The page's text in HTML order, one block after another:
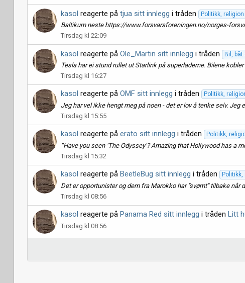
kasol reagerte på tjua sitt innlegg i tråden Politikk,
Baltikum neste https://www.forsvarsforeningen.no/norges-
Tirsdag kl 22:09
kasol reagerte på Ole_Martin sitt innlegg i tråden Bil, båt
Tesla har ei stund rullet ut Starlink på superladerne. Bilene
Tirsdag kl 16:27
kasol reagerte på OMF sitt innlegg i tråden Politikk,
Jeg har vel ikke hengt meg på noen - det er lov å tenke selv.
Tirsdag kl 15:55
kasol reagerte på erato sitt innlegg i tråden Politikk,
“Have you seen ‘The Odyssey’? Amazing that Hollywood has
Tirsdag kl 15:32
kasol reagerte på BeetleBug sitt innlegg i tråden
Det er opportunister og dem fra Marokko har "svømt" tilbake
Tirsdag kl 08:56
kasol reagerte på Panama Red sitt innlegg i tråden Litt
Tirsdag kl 08:56